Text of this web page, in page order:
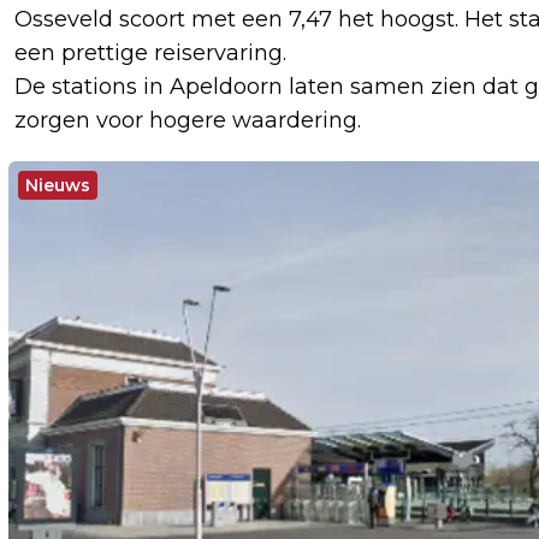
Osseveld scoort met een 7,47 het hoogst. Het
een prettige reiservaring.
De stations in Apeldoorn laten samen zien dat
zorgen voor hogere waardering.
Nieuws